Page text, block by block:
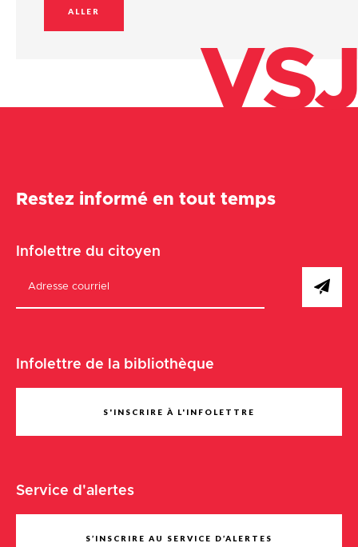
ALLER
VSJ
Restez informé en tout temps
Infolettre du citoyen
Infolettre de la bibliothèque
S'INSCRIRE À L'INFOLETTRE
Service d'alertes
S’INSCRIRE AU SERVICE D’ALERTES